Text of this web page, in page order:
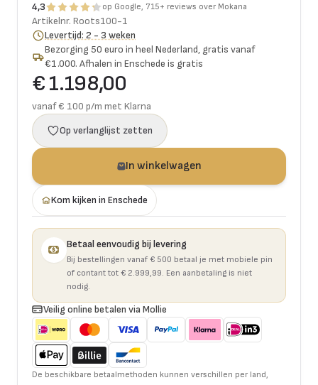
4,3 op Google, 715+ reviews over Mokana
Artikelnr. Roots100-1
Levertijd: 2 - 3 weken
Bezorging 50 euro in heel Nederland, gratis vanaf
€1.000. Afhalen in Enschede is gratis
€ 1.198,00
vanaf € 100 p/m met Klarna
Op verlanglijst zetten
In winkelwagen
Kom kijken in Enschede
Betaal eenvoudig bij levering
Bij bestellingen vanaf € 500 betaal je met mobiele pin
of contant tot € 2.999,99. Een aanbetaling is niet
nodig.
Veilig online betalen via Mollie
De beschikbare betaalmethoden kunnen verschillen per land,